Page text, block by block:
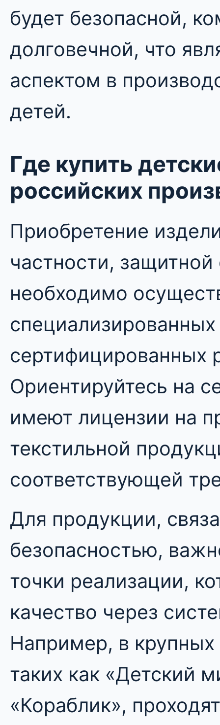
будет безопасной,
долговечной, что
аспектом в
детей.
Где купить
российских
Приобретение
частности,
необходимо
сертифицированных
Ориентируйтесь на
имеют лицензии на
текстильной
соответствующей
Для продукции,
безопасностью,
точки реализации,
качество через
Например, в крупных
таких как «Детский
«Кораблик»,